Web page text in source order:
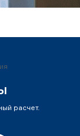
расчет.